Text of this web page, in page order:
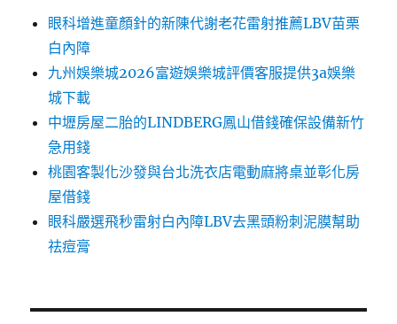
眼科增進童顏針的新陳代謝老花雷射推薦LBV苗栗
白內障
九州娛樂城2026富遊娛樂城評價客服提供3a娛樂
城下載
中壢房屋二胎的LINDBERG鳳山借錢確保設備新竹
急用錢
桃園客製化沙發與台北洗衣店電動麻將桌並彰化房
屋借錢
眼科嚴選飛秒雷射白內障LBV去黑頭粉刺泥膜幫助
祛痘膏